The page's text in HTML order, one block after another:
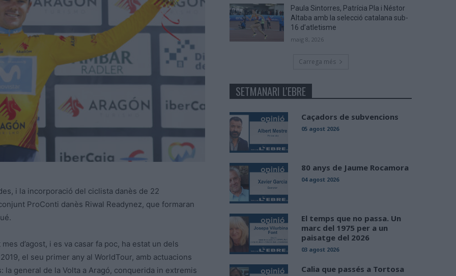
i la incorporació del ciclista danès de 22
ProConti danès Riwal Readynez, que formaran
d’agost, i es va casar fa poc, ha estat un dels
el seu primer any al WorldTour, amb actuacions
general de la Volta a Aragó, conquerida in extremis
Paula Sintorres, Patrícia Pla i Néstor
Altaba amb la selecció catalana sub-
16 d’atletisme
maig 8, 2026
Carrega més
SETMANARI L'EBRE
Caçadors de subvencions
05 agost 2026
80 anys de Jaume Rocamora
04 agost 2026
El temps que no passa. Un
marc del 1975 per a un
paisatge del 2026
03 agost 2026
Calia que passés a Tortosa